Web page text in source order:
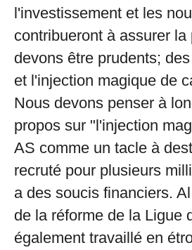
l'investissement et les
contribueront à assurer
devons être prudents;
et l'injection magique de
Nous devons penser à
propos sur "l'injection
AS comme un tacle à
recruté pour plusieurs
a des soucis financiers.
de la réforme de la Ligue
également travaillé en